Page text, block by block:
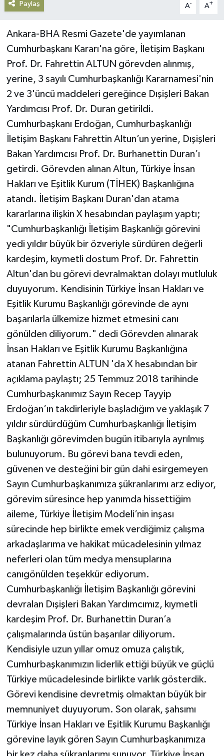
Paylaş A- A+
Ankara-BHA Resmi Gazete'de yayımlanan
Cumhurbaşkanı Kararı'na göre, İletişim Başkanı
Prof. Dr. Fahrettin ALTUN görevden alınmış,
yerine, 3 sayılı Cumhurbaşkanlığı Kararnamesi'nin
2 ve 3'üncü maddeleri gereğince Dışişleri Bakan
Yardımcısı Prof. Dr. Duran getirildi.
Cumhurbaşkanı Erdoğan, Cumhurbaşkanlığı
İletişim Başkanı Fahrettin Altun’un yerine, Dışişleri
Bakan Yardımcısı Prof. Dr. Burhanettin Duran’ı
getirdi. Görevden alınan Altun, Türkiye İnsan
Hakları ve Eşitlik Kurum (TİHEK) Başkanlığına
atandı. İletişim Başkanı Duran'dan atama
kararlarına ilişkin X hesabından paylaşım yaptı;
"Cumhurbaşkanlığı İletişim Başkanlığı görevini
yedi yıldır büyük bir özveriyle sürdüren değerli
kardeşim, kıymetli dostum Prof. Dr. Fahrettin
Altun'dan bu görevi devralmaktan dolayı mutluluk
duyuyorum. Kendisinin Türkiye İnsan Hakları ve
Eşitlik Kurumu Başkanlığı görevinde de aynı
başarılarla ülkemize hizmet etmesini canı
gönülden diliyorum." dedi Görevden alınarak
İnsan Hakları ve Eşitlik Kurumu Başkanlığına
atanan Fahrettin ALTUN 'da X hesabından bir
açıklama paylaştı; 25 Temmuz 2018 tarihinde
Cumhurbaşkanımız Sayın Recep Tayyip
Erdoğan’ın takdirleriyle başladığım ve yaklaşık 7
yıldır sürdürdüğüm Cumhurbaşkanlığı İletişim
Başkanlığı görevimden bugün itibarıyla ayrılmış
bulunuyorum. Bu görevi bana tevdi eden,
güvenen ve desteğini bir gün dahi esirgemeyen
Sayın Cumhurbaşkanımıza şükranlarımı arz ediyor,
görevim süresince hep yanımda hissettiğim
aileme, Türkiye İletişim Modeli’nin inşası
sürecinde hep birlikte emek verdiğimiz çalışma
arkadaşlarıma ve hakikat mücadelesinin yılmaz
neferleri olan tüm medya mensuplarına
canıgönülden teşekkür ediyorum.
Cumhurbaşkanlığı İletişim Başkanlığı görevini
devralan Dışişleri Bakan Yardımcımız, kıymetli
kardeşim Prof. Dr. Burhanettin Duran’a
çalışmalarında üstün başarılar diliyorum.
Kendisiyle uzun yıllar omuz omuza çalıştık,
Cumhurbaşkanımızın liderlik ettiği büyük ve güçlü
Türkiye mücadelesinde birlikte varlık gösterdik.
Görevi kendisine devretmiş olmaktan büyük bir
memnuniyet duyuyorum. Son olarak, şahsımı
Türkiye İnsan Hakları ve Eşitlik Kurumu Başkanlığı
görevine layık gören Sayın Cumhurbaşkanımıza
Politika
Sağlık
Siyaset
Spor
Yerel